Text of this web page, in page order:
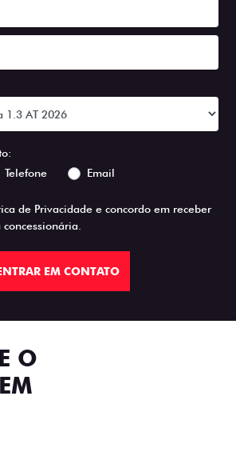
Telefone Email
de Privacidade e concordo em receber
EM CONTATO
O